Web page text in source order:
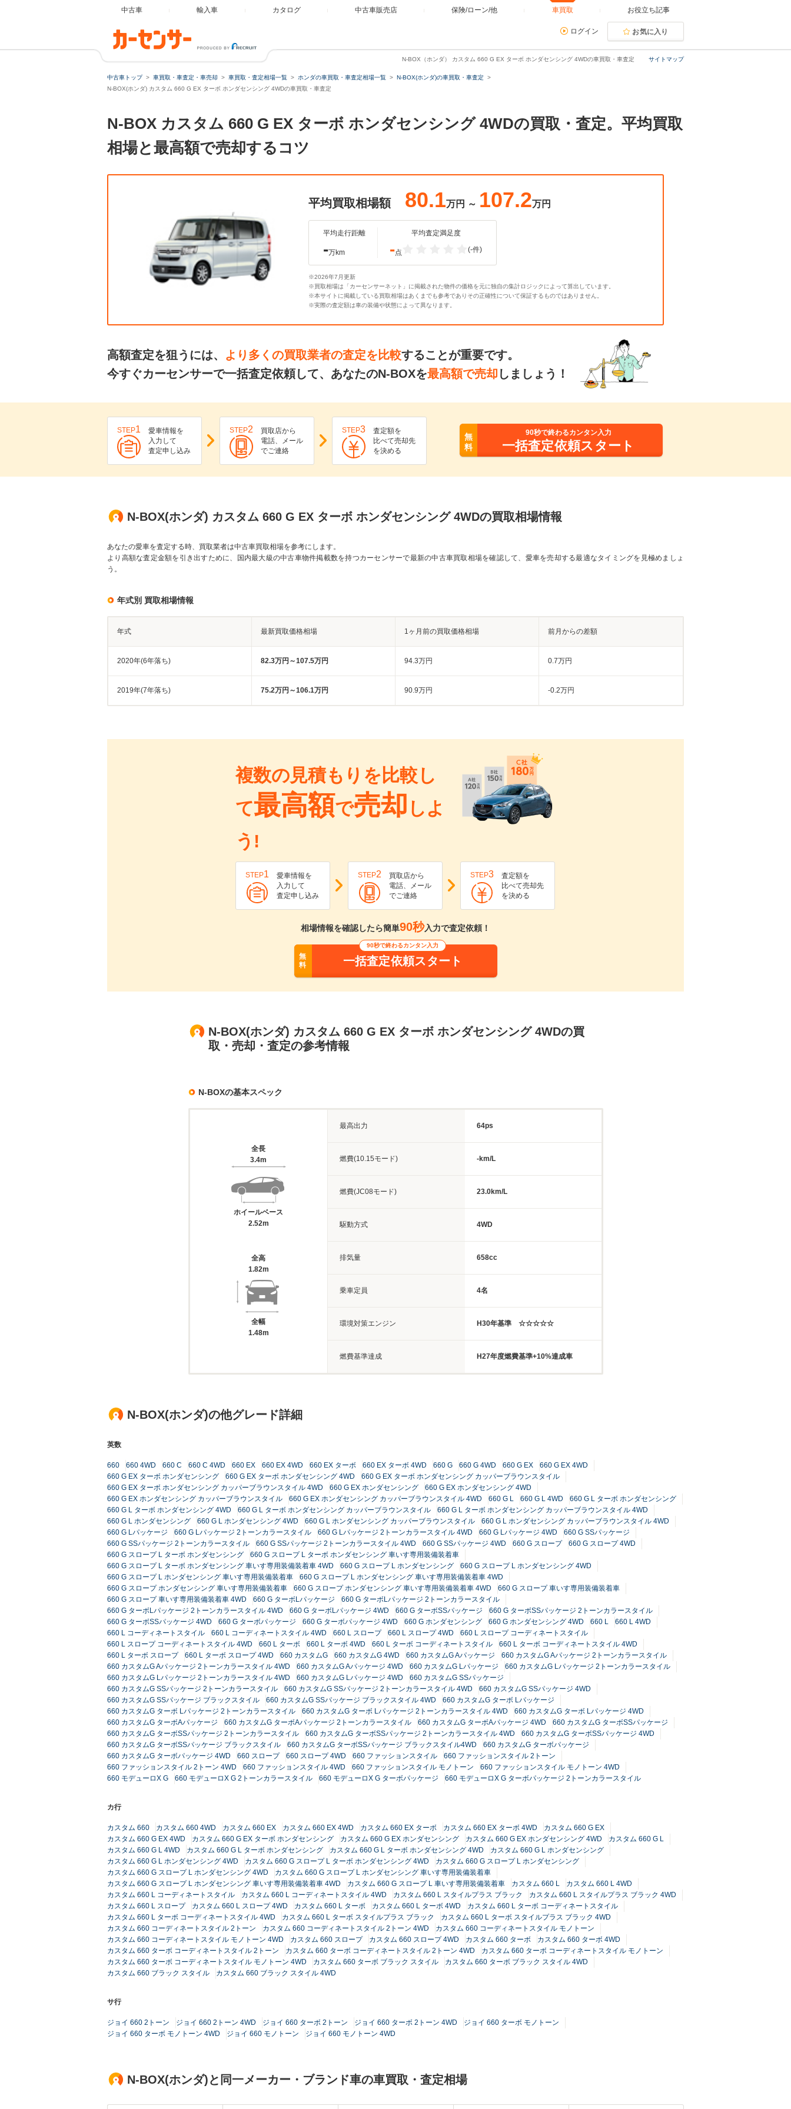
中古車 輸入車 カタログ 中古車販売店 保険/ローン/他 車買取 お役立ち記事
ログイン お気に入り
サイトマップ
N-BOX（ホンダ） カスタム 660 G EX ターボ ホンダセンシング 4WDの車買取・車査定
中古車トップ 車買取・車査定・車売却 車買取・査定相場一覧 ホンダの車買取・車査定相場一覧
N-BOX(ホンダ)の車買取・車査定
N-BOX(ホンダ) カスタム 660 G EX ターボ ホンダセンシング 4WDの車買取・車査定
N-BOX カスタム 660 G EX ターボ ホンダセンシング 4WDの買取・査定。平均買取
相場と最高額で売却するコツ
平均買取相場額 80.1万円 ～ 107.2万円
平均走行距離
-万km
平均査定満足度
-点 (-件)
※2026年7月更新
※買取相場は「カーセンサーネット」に掲載された物件の価格を元に独自の集計ロジックによって算出しています。
※本サイトに掲載している買取相場はあくまでも参考でありその正確性について保証するものではありません。
※実際の査定額は車の装備や状態によって異なります。
高額査定を狙うには、 より多くの買取業者の査定を比較することが重要です。
今すぐカーセンサーで一括査定依頼して、あなたのN-BOXを最高額で売却 しましょう！
STEP1
愛車情報を
入力して
査定申し込み
STEP2
買取店から
電話、メール
でご連絡
STEP3
査定額を
比べて売却先
を決める
無
料
90秒で終わるカンタン入力
一括査定依頼スタート
N-BOX(ホンダ) カスタム 660 G EX ターボ ホンダセンシング 4WDの買取相場情報
あなたの愛車を査定する時、買取業者は中古車買取相場を参考にします。
より高額な査定金額を引き出すために、国内最大級の中古車物件掲載数を持つカーセンサーで最新の中古車買取相場を確認して、愛車を売却する最適なタイミングを見極めましょ
う。
年式別 買取相場情報
年式 最新買取価格相場 1ヶ月前の買取価格相場 前月からの差額
2020年(6年落ち) 82.3万円～107.5万円 94.3万円 0.7万円
2019年(7年落ち) 75.2万円～106.1万円 90.9万円 -0.2万円
複数の見積もりを比較し
て最高額で売却 しよ
う!
STEP1
愛車情報を
入力して
査定申し込み
STEP2
買取店から
電話、メール
でご連絡
STEP3
査定額を
比べて売却先
を決める
相場情報を確認したら簡単90秒入力で査定依頼！
無
料
90秒で終わるカンタン入力
一括査定依頼スタート
N-BOX(ホンダ) カスタム 660 G EX ターボ ホンダセンシング 4WDの買
取・売却・査定の参考情報
N-BOXの基本スペック
全長
3.4m
ホイールベース
2.52m
全高
1.82m
全幅
1.48m
最高出力 64ps
燃費(10.15モード) -km/L
燃費(JC08モード) 23.0km/L
駆動方式 4WD
排気量 658cc
乗車定員 4名
環境対策エンジン H30年基準 ☆☆☆☆☆
燃費基準達成 H27年度燃費基準+10%達成車
N-BOX(ホンダ)の他グレード詳細
英数
660 660 4WD 660 C 660 C 4WD 660 EX 660 EX 4WD 660 EX ターボ 660 EX ターボ 4WD 660 G 660 G 4WD 660 G EX
660 G EX 4WD
660 G EX ターボ ホンダセンシング
660 G EX ターボ ホンダセンシング 4WD
660 G EX ターボ ホンダセンシング カッパーブラウンスタイル
660 G EX ターボ ホンダセンシング カッパーブラウンスタイル 4WD
660 G EX ホンダセンシング
660 G EX ホンダセンシング 4WD
660 G EX ホンダセンシング カッパーブラウンスタイル
660 G EX ホンダセンシング カッパーブラウンスタイル 4WD 660 G L 660 G L 4WD
660 G L ターボ ホンダセンシング
660 G L ターボ ホンダセンシング 4WD
660 G L ターボ ホンダセンシング カッパーブラウンスタイル
660 G L ターボ ホンダセンシング カッパーブラウンスタイル 4WD
660 G L ホンダセンシング
660 G L ホンダセンシング 4WD 660 G L ホンダセンシング カッパーブラウンスタイル
660 G L ホンダセンシング カッパーブラウンスタイル 4WD
660 G Lパッケージ
660 G Lパッケージ 2トーンカラースタイル 660 G Lパッケージ 2トーンカラースタイル 4WD 660 G Lパッケージ 4WD
660 G SSパッケージ
660 G SSパッケージ 2トーンカラースタイル
660 G SSパッケージ 2トーンカラースタイル 4WD 660 G SSパッケージ 4WD 660 G スロープ
660 G スロープ 4WD
660 G スロープ L ターボ ホンダセンシング
660 G スロープ L ターボ ホンダセンシング 車いす専用装備装着車
660 G スロープ L ターボ ホンダセンシング 車いす専用装備装着車 4WD
660 G スロープ L ホンダセンシング
660 G スロープ L ホンダセンシング 4WD
660 G スロープ L ホンダセンシング 車いす専用装備装着車
660 G スロープ L ホンダセンシング 車いす専用装備装着車 4WD
660 G スロープ ホンダセンシング 車いす専用装備装着車
660 G スロープ ホンダセンシング 車いす専用装備装着車 4WD
660 G スロープ 車いす専用装備装着車
660 G スロープ 車いす専用装備装着車 4WD
660 G ターボLパッケージ
660 G ターボLパッケージ 2トーンカラースタイル
660 G ターボLパッケージ 2トーンカラースタイル 4WD
660 G ターボLパッケージ 4WD 660 G ターボSSパッケージ
660 G ターボSSパッケージ 2トーンカラースタイル
660 G ターボSSパッケージ 4WD
660 G ターボパッケージ 660 G ターボパッケージ 4WD 660 G ホンダセンシング 660 G ホンダセンシング 4WD 660 L
660 L 4WD
660 L コーディネートスタイル
660 L コーディネートスタイル 4WD 660 L スロープ 660 L スロープ 4WD
660 L スロープ コーディネートスタイル
660 L スロープ コーディネートスタイル 4WD
660 L ターボ 660 L ターボ 4WD 660 L ターボ コーディネートスタイル
660 L ターボ コーディネートスタイル 4WD
660 L ターボ スロープ
660 L ターボ スロープ 4WD 660 カスタムG 660 カスタムG 4WD 660 カスタムG Aパッケージ
660 カスタムG Aパッケージ 2トーンカラースタイル
660 カスタムG Aパッケージ 2トーンカラースタイル 4WD
660 カスタムG Aパッケージ 4WD 660 カスタムG Lパッケージ
660 カスタムG Lパッケージ 2トーンカラースタイル
660 カスタムG Lパッケージ 2トーンカラースタイル 4WD
660 カスタムG Lパッケージ 4WD
660 カスタムG SSパッケージ
660 カスタムG SSパッケージ 2トーンカラースタイル
660 カスタムG SSパッケージ 2トーンカラースタイル 4WD
660 カスタムG SSパッケージ 4WD
660 カスタムG SSパッケージ ブラックスタイル
660 カスタムG SSパッケージ ブラックスタイル 4WD
660 カスタムG ターボ Lパッケージ
660 カスタムG ターボ Lパッケージ 2トーンカラースタイル
660 カスタムG ターボ Lパッケージ 2トーンカラースタイル 4WD
660 カスタムG ターボ Lパッケージ 4WD
660 カスタムG ターボAパッケージ
660 カスタムG ターボAパッケージ 2トーンカラースタイル 660 カスタムG ターボAパッケージ 4WD
660 カスタムG ターボSSパッケージ
660 カスタムG ターボSSパッケージ 2トーンカラースタイル
660 カスタムG ターボSSパッケージ 2トーンカラースタイル 4WD
660 カスタムG ターボSSパッケージ 4WD
660 カスタムG ターボSSパッケージ ブラックスタイル
660 カスタムG ターボSSパッケージ ブラックスタイル4WD
660 カスタムG ターボパッケージ
660 カスタムG ターボパッケージ 4WD
660 スロープ 660 スロープ 4WD 660 ファッションスタイル
660 ファッションスタイル 2トーン
660 ファッションスタイル 2トーン 4WD
660 ファッションスタイル 4WD 660 ファッションスタイル モノトーン
660 ファッションスタイル モノトーン 4WD
660 モデューロX G
660 モデューロX G 2トーンカラースタイル 660 モデューロX G ターボパッケージ 660 モデューロX G ターボパッケージ 2トーンカラースタイル
カ行
カスタム 660 カスタム 660 4WD カスタム 660 EX カスタム 660 EX 4WD カスタム 660 EX ターボ カスタム 660 EX ターボ 4WD
カスタム 660 G EX
カスタム 660 G EX 4WD
カスタム 660 G EX ターボ ホンダセンシング カスタム 660 G EX ホンダセンシング カスタム 660 G EX ホンダセンシング 4WD
カスタム 660 G L
カスタム 660 G L 4WD
カスタム 660 G L ターボ ホンダセンシング カスタム 660 G L ターボ ホンダセンシング 4WD
カスタム 660 G L ホンダセンシング
カスタム 660 G L ホンダセンシング 4WD
カスタム 660 G スロープ L ターボ ホンダセンシング 4WD
カスタム 660 G スロープ L ホンダセンシング
カスタム 660 G スロープ L ホンダセンシング 4WD
カスタム 660 G スロープ L ホンダセンシング 車いす専用装備装着車
カスタム 660 G スロープ L ホンダセンシング 車いす専用装備装着車 4WD
カスタム 660 G スロープ L 車いす専用装備装着車 カスタム 660 L
カスタム 660 L 4WD
カスタム 660 L コーディネートスタイル
カスタム 660 L コーディネートスタイル 4WD カスタム 660 L スタイルプラス ブラック
カスタム 660 L スタイルプラス ブラック 4WD
カスタム 660 L スロープ
カスタム 660 L スロープ 4WD カスタム 660 L ターボ カスタム 660 L ターボ 4WD
カスタム 660 L ターボ コーディネートスタイル
カスタム 660 L ターボ コーディネートスタイル 4WD
カスタム 660 L ターボ スタイルプラス ブラック
カスタム 660 L ターボ スタイルプラス ブラック 4WD
カスタム 660 コーディネートスタイル 2トーン
カスタム 660 コーディネートスタイル 2トーン 4WD
カスタム 660 コーディネートスタイル モノトーン
カスタム 660 コーディネートスタイル モノトーン 4WD
カスタム 660 スロープ カスタム 660 スロープ 4WD カスタム 660 ターボ
カスタム 660 ターボ 4WD
カスタム 660 ターボ コーディネートスタイル 2トーン
カスタム 660 ターボ コーディネートスタイル 2トーン 4WD
カスタム 660 ターボ コーディネートスタイル モノトーン
カスタム 660 ターボ コーディネートスタイル モノトーン 4WD
カスタム 660 ターボ ブラック スタイル
カスタム 660 ターボ ブラック スタイル 4WD
カスタム 660 ブラック スタイル
カスタム 660 ブラック スタイル 4WD
サ行
ジョイ 660 2トーン ジョイ 660 2トーン 4WD ジョイ 660 ターボ 2トーン ジョイ 660 ターボ 2トーン 4WD
ジョイ 660 ターボ モノトーン
ジョイ 660 ターボ モノトーン 4WD
ジョイ 660 モノトーン ジョイ 660 モノトーン 4WD
N-BOX(ホンダ)と同一メーカー・ブランド車の車買取・査定相場